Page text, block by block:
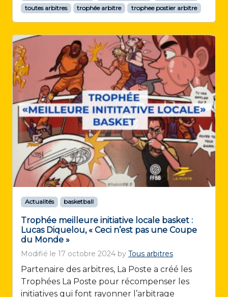
toutes arbitres
trophée arbitre trophee postier arbitre
Actualités basketball
Trophée meilleure initiative locale basket :
Lucas Diquelou, « Ceci n’est pas une Coupe
du Monde »
Modifié le 17 octobre 2024 by Tous arbitres
Partenaire des arbitres, La Poste a créé les
Trophées La Poste pour récompenser les
initiatives qui font rayonner l’arbitrage